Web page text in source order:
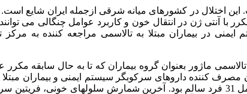
این اختلال در کشورهای میانه شرقی ازجمله ایران شایع
با آنتی ژن در انتقال خون و کاربرد عوامل چنگالی می
در بیماران مبتلا به تالاسمی مراجعه کننده به مرکز
شاهدی بر روی 40 بیمار مبتلا به تالاسمی ماژور بعنوان گروه بیماران که تا به حال
کننده داروهای سرکوبگر سیستم ایمنی و بیماران مبتلا
دیگر بیماری های مزمن ازمطالعه حذف شدند. گروه شاهد شامل 31 فرد سالم بود. آخرین شمارش سلولهای